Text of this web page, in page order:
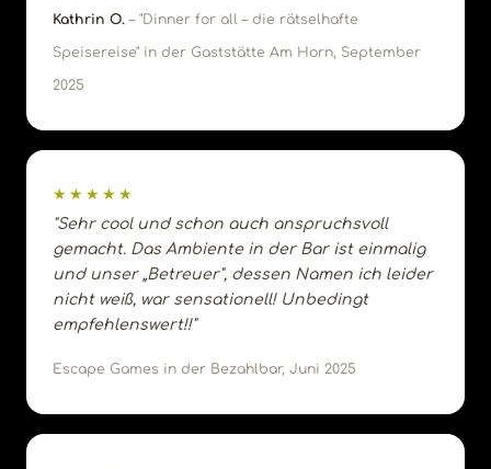
Kathrin O. – "Dinner for all – die rätselhafte
Speisereise" in der Gaststätte Am Horn, September
2025
★★★★★
"Sehr cool und schon auch anspruchsvoll
gemacht. Das Ambiente in der Bar ist einmalig
und unser „Betreuer", dessen Namen ich leider
nicht weiß, war sensationell! Unbedingt
empfehlenswert!!"
Escape Games in der Bezahlbar, Juni 2025